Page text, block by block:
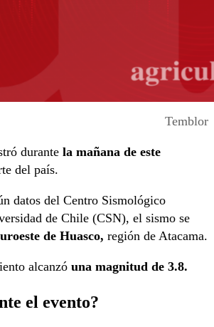
Temblor
durante la mañana de este
del país.
datos del Centro Sismológico
de Chile (CSN), el sismo se
de Huasco, región de Atacama.
alcanzó una magnitud de 3.8.
el evento?